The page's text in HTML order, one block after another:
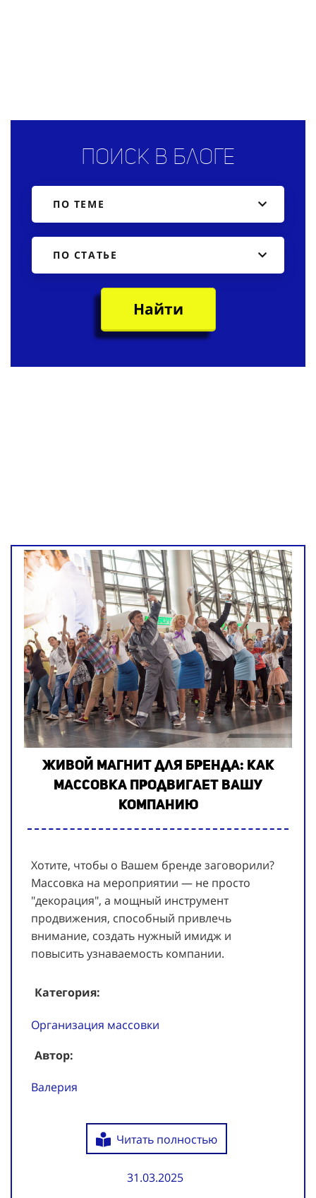
Поиск в блоге
ПО ТЕМЕ
ПО СТАТЬЕ
Найти
Живой магнит для бренда: как
массовка продвигает Вашу
компанию
Хотите, чтобы о Вашем бренде заговорили?
Массовка на мероприятии — не просто
"декорация", а мощный инструмент
продвижения, способный привлечь
внимание, создать нужный имидж и
повысить узнаваемость компании.
Категория:
Организация массовки
Автор:
Валерия
Читать полностью
31.03.2025